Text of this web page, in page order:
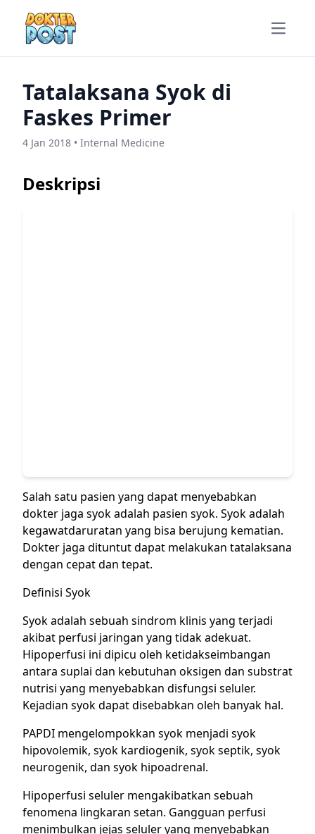
Open
Tatalaksana Syok di
Faskes Primer
4 Jan 2018 • Internal Medicine
Deskripsi
Salah satu pasien yang dapat menyebabkan
dokter jaga syok adalah pasien syok. Syok adalah
kegawatdaruratan yang bisa berujung kematian.
Dokter jaga dituntut dapat melakukan tatalaksana
dengan cepat dan tepat.
Definisi Syok
Syok adalah sebuah sindrom klinis yang terjadi
akibat perfusi jaringan yang tidak adekuat.
Hipoperfusi ini dipicu oleh ketidakseimbangan
antara suplai dan kebutuhan oksigen dan substrat
nutrisi yang menyebabkan disfungsi seluler.
Kejadian syok dapat disebabkan oleh banyak hal.
PAPDI mengelompokkan syok menjadi syok
hipovolemik, syok kardiogenik, syok septik, syok
neurogenik, dan syok hipoadrenal.
Hipoperfusi seluler mengakibatkan sebuah
fenomena lingkaran setan. Gangguan perfusi
menimbulkan jejas seluler yang menyebabkan